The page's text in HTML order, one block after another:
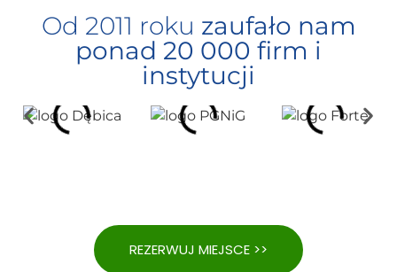
Od 2011 roku zaufało nam
ponad 20 000 firm i
instytucji
REZERWUJ MIEJSCE >>